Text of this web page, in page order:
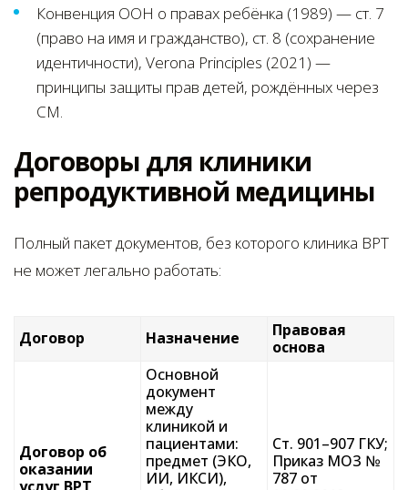
Конвенция ООН о правах ребёнка (1989) — ст. 7
(право на имя и гражданство), ст. 8 (сохранение
идентичности), Verona Principles (2021) —
принципы защиты прав детей, рождённых через
СМ.
Договоры для клиники
репродуктивной медицины
Полный пакет документов, без которого клиника ВРТ
не может легально работать:
Договор Назначение
Правовая
основа
Договор об
оказании
Основной
документ
между
клиникой и
пациентами:
предмет (ЭКО,
ИИ, ИКСИ),
Ст. 901–907 ГКУ;
Приказ МОЗ №
787 от